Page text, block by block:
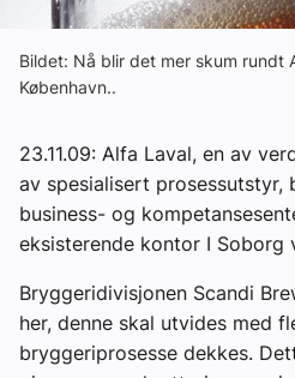
Abonner på fagbladet
Annonsere i VVS Aktuelt
Kontakt oss
Tips oss
Bildet: Nå blir det mer skum rundt
København..
23.11.09: Alfa Laval, en av
av spesialisert
business- og
eksisterende kontor I Soborg
Bryggeridivisjonen Scandi
her, denne skal utvides med
bryggeriprosesse dekkes.